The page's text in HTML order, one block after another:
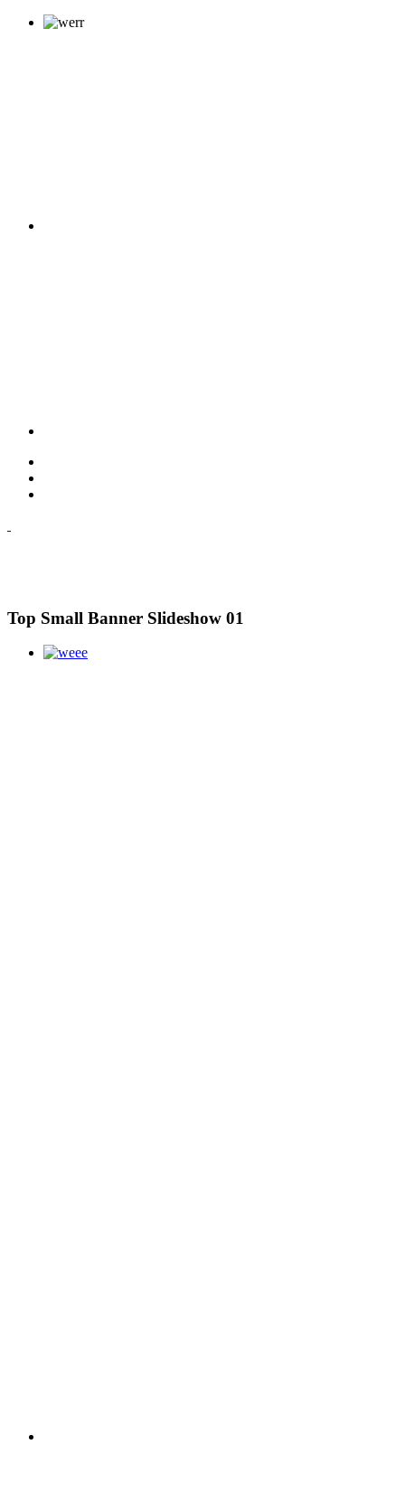
Top Small Banner Slideshow 01